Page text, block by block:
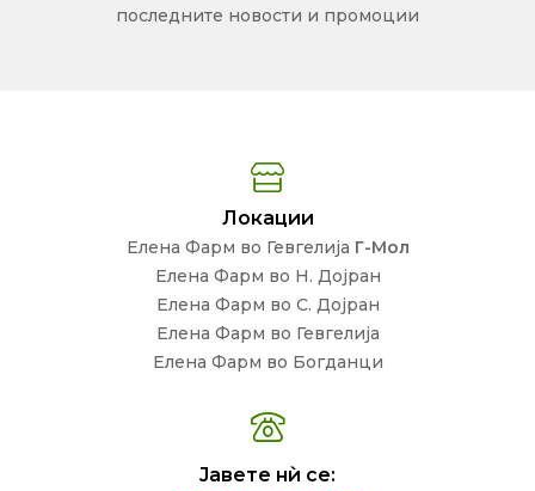
последните новости и промоции
Локации
Елена Фарм во Гевгелија Г-Мол
Елена Фарм во Н. Дојран
Елена Фарм во С. Дојран
Елена Фарм во Гевгелија
Елена Фарм во Богданци
Јавете нѝ се: